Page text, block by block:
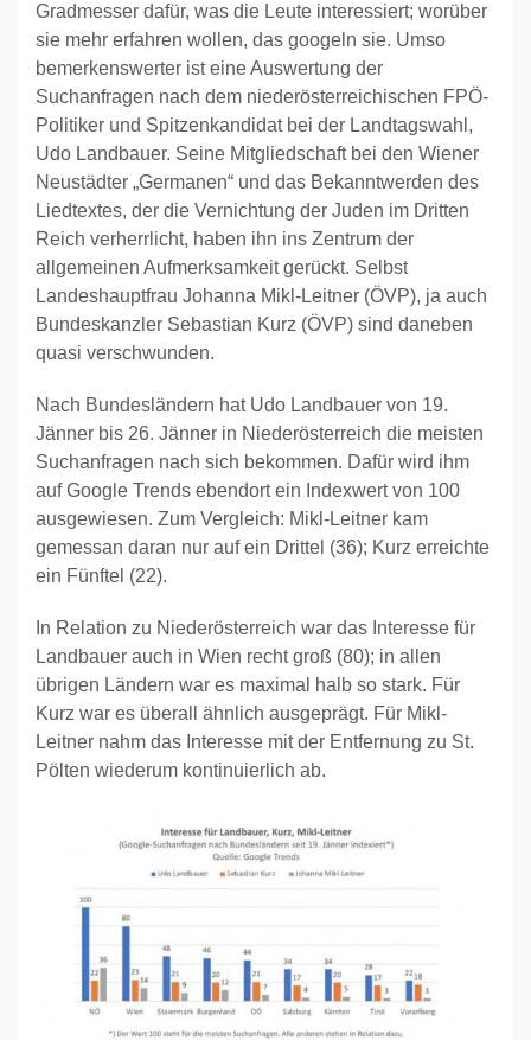
Gradmesser dafür, was die Leute interessiert; worüber
sie mehr erfahren wollen, das googeln sie. Umso
bemerkenswerter ist eine Auswertung der
Suchanfragen nach dem niederösterreichischen FPÖ-
Politiker und Spitzenkandidat bei der Landtagswahl,
Udo Landbauer. Seine Mitgliedschaft bei den Wiener
Neustädter „Germanen“ und das Bekanntwerden des
Liedtextes, der die Vernichtung der Juden im Dritten
Reich verherrlicht, haben ihn ins Zentrum der
allgemeinen Aufmerksamkeit gerückt. Selbst
Landeshauptfrau Johanna Mikl-Leitner (ÖVP), ja auch
Bundeskanzler Sebastian Kurz (ÖVP) sind daneben
quasi verschwunden.
Nach Bundesländern hat Udo Landbauer von 19.
Jänner bis 26. Jänner in Niederösterreich die meisten
Suchanfragen nach sich bekommen. Dafür wird ihm
auf Google Trends ebendort ein Indexwert von 100
ausgewiesen. Zum Vergleich: Mikl-Leitner kam
gemessan daran nur auf ein Drittel (36); Kurz erreichte
ein Fünftel (22).
In Relation zu Niederösterreich war das Interesse für
Landbauer auch in Wien recht groß (80); in allen
übrigen Ländern war es maximal halb so stark. Für
Kurz war es überall ähnlich ausgeprägt. Für Mikl-
Leitner nahm das Interesse mit der Entfernung zu St.
Pölten wiederum kontinuierlich ab.